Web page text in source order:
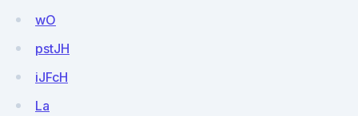
wO
pstJH
iJFcH
La